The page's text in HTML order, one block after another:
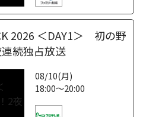
2026 ＜DAY1＞ 初の野
続独占放送
08/10(月)
18:00～20:00